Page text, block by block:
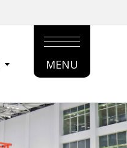
MAIN
MENU
MENU